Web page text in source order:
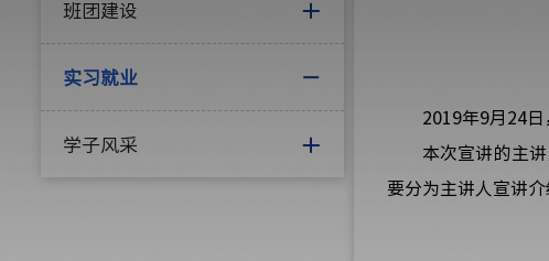
班团建设
实习就业
学子风采
2019年9月 24日
本次宣讲的主
要分为主讲人宣讲介